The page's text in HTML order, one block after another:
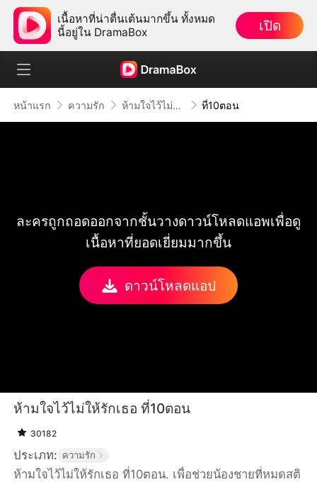
เนื้อหาที่น่าตื่นเต้นมากขึ้น ทั้งหมด
นี้อยู่ใน DramaBox
เปิด
หน้าแรก ความรัก ห้ามใจไว้ไม่ให้รักเธอ ที่10ตอน
ละครถูกถอดออกจากชั้นวางดาวน์โหลดแอพเพื่อดู
เนื้อหาที่ยอดเยี่ยมมากขึ้น
ดาวน์โหลดแอป
ห้ามใจไว้ไม่ให้รักเธอ ที่10ตอน
30182
ประเภท: ความรัก
ห้ามใจไว้ไม่ให้รักเธอ ที่10ตอน. เพื่อช่วยน้องชายที่หมดสติ